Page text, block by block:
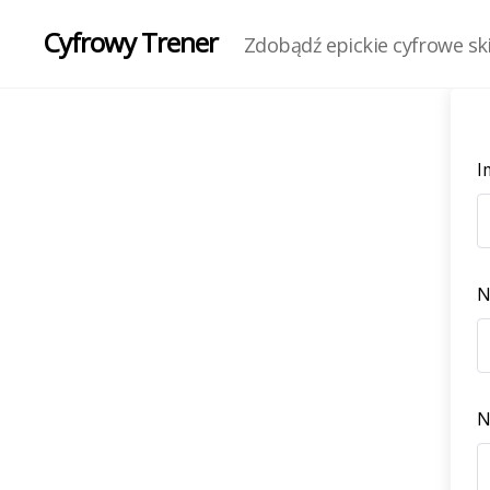
Cyfrowy Trener Zdobądź epickie cyfrowe